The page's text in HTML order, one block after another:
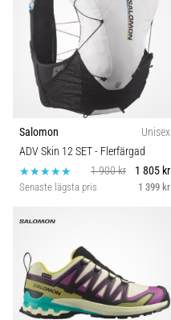
Salomon
Unisex
ADV Skin 12 SET- Flerfärgad
1 900 kr
1 805 kr
Senaste lägsta pris 1 399 kr